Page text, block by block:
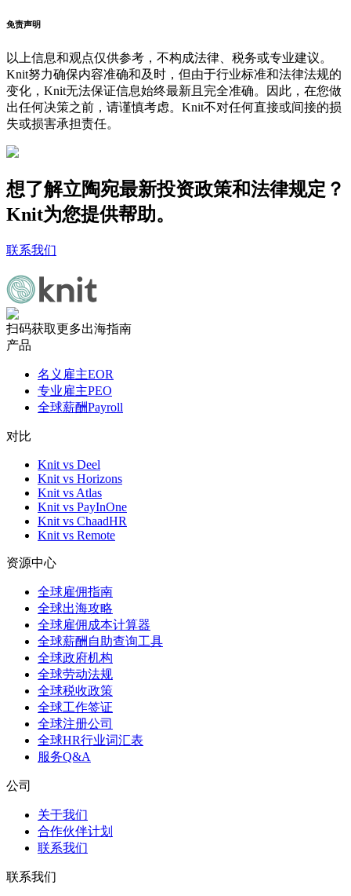
免责声明
以上信息和观点仅供参考，不构成法律、税务或专业建议。
Knit努力确保内容准确和及时，但由于行业标准和法律法规的
变化，Knit无法保证信息始终最新且完全准确。因此，在您做
出任何决策之前，请谨慎考虑。Knit不对任何直接或间接的损
失或损害承担责任。
想了解立陶宛最新投资政策和法律规定？
Knit为您提供帮助。
联系我们
扫码获取更多出海指南
产品
名义雇主EOR
专业雇主PEO
全球薪酬Payroll
对比
Knit vs Deel
Knit vs Horizons
Knit vs Atlas
Knit vs PayInOne
Knit vs ChaadHR
Knit vs Remote
资源中心
全球雇佣指南
全球出海攻略
全球雇佣成本计算器
全球薪酬自助查询工具
全球政府机构
全球劳动法规
全球税收政策
全球工作签证
全球注册公司
全球HR行业词汇表
服务Q&A
公司
关于我们
合作伙伴计划
联系我们
联系我们